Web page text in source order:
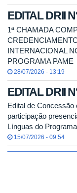
EDITAL DRII
1ª CHAMADA
INTERNACIONAL
PROGRAMA PAME
28/07/2026 - 13:19
EDITAL DRII
Edital de Concessão
participação
Línguas do
15/07/2026 - 09:54